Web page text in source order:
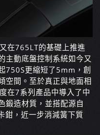
在765LT的基礎上推進
主動底盤控制系統如今又
750S更縮短了5mm，創
空間。至於真正與地面相
在7系列產品中導入了中
鍛造材質，並搭配源自
鉗，近一步消減簧下質